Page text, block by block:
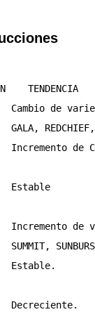
TENDENCIA
de
GALA,
de
Estable
de
SUMMIT,